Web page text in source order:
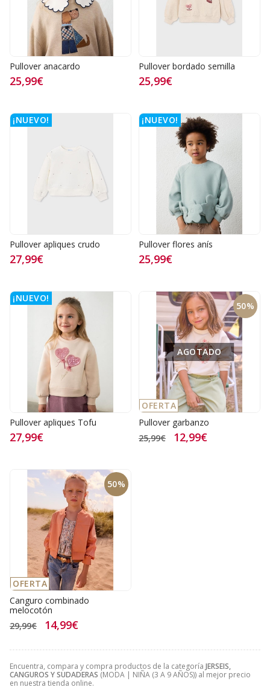
Encuentra, compara y compra productos de la categoría JERSEIS,
CANGUROS Y SUDADERAS (MODA | NIÑA (3 A 9 AÑOS)) al mejor precio
en nuestra tienda online.
Pullover anacardo
25,99€
Pullover bordado semilla
25,99€
¡NUEVO!
Pullover apliques crudo
27,99€
¡NUEVO!
Pullover flores anís
25,99€
¡NUEVO!
Pullover apliques Tofu
27,99€
50%
OFERTA
AGOTADO
Pullover garbanzo
25,99€
12,99€
50%
OFERTA
Canguro combinado
melocotón
29,99€
14,99€